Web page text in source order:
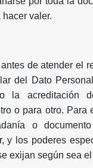
valer.
de atender el
del Dato
la acreditación
o para otro. Para
o
y los poderes
exijan según sea